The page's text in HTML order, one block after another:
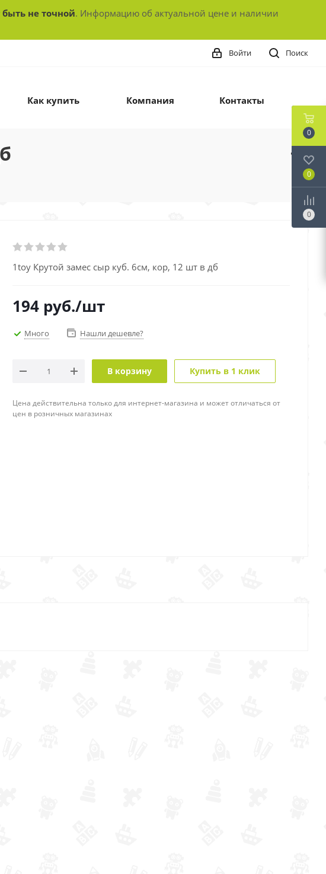
не точной. Информацию об актуальной цене и наличии
Поиск
Войти
Как купить Компания Контакты
1toy Крутой замес сыр куб. 6см, кор, 12 шт в дб
194 руб./шт
Много Нашли дешевле?
В корзину Купить в 1 клик
Цена действительна только для интернет-магазина и может отличаться от
цен в розничных магазинах
0
0
0